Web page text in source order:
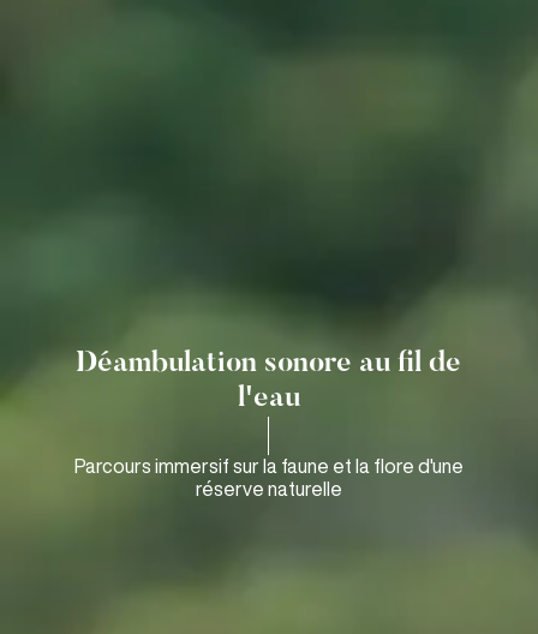
Déambulation sonore au fil de
l'eau
Parcours immersif sur la faune et la flore d'une
réserve naturelle